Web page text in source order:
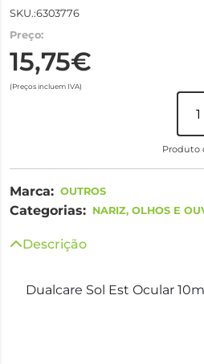
SKU.:6303776
Preço:
15,75€
(Preços incluem IVA)
Produto
Marca: OUTROS
Categorias: NARIZ, OLHOS E
Descrição
Dualcare Sol Est Ocular